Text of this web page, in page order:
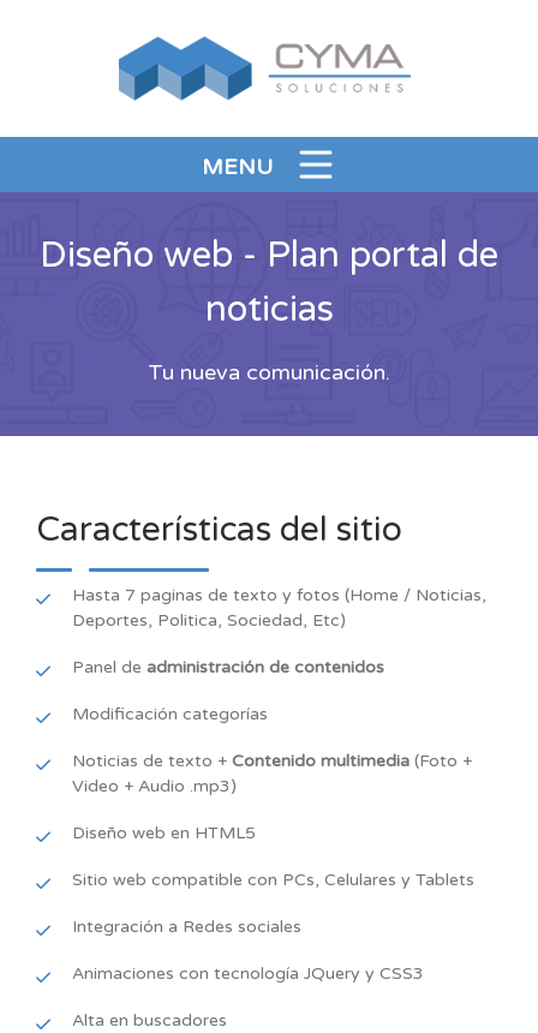
MENU
Diseño web - Plan portal de
noticias
Tu nueva comunicación.
Características del sitio
Hasta 7 paginas de texto y fotos (Home / Noticias,
Deportes, Politica, Sociedad, Etc)
Panel de administración de contenidos
Modificación categorías
Noticias de texto + Contenido multimedia (Foto +
Video + Audio .mp3)
Diseño web en HTML5
Sitio web compatible con PCs, Celulares y Tablets
Integración a Redes sociales
Animaciones con tecnología JQuery y CSS3
Alta en buscadores